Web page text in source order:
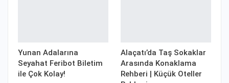
Yunan Adalarına
Seyahat Feribot Biletim
ile Çok Kolay!
Alaçatı’da Taş Sokaklar
Arasında Konaklama
Rehberi | Küçük Oteller